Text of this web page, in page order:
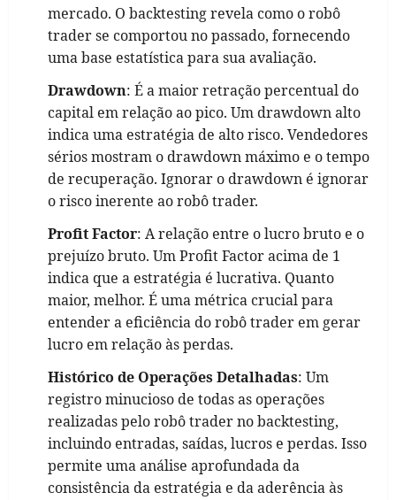
mercado. O backtesting revela como o robô
trader se comportou no passado, fornecendo
uma base estatística para sua avaliação.
Drawdown: É a maior retração percentual do
capital em relação ao pico. Um drawdown alto
indica uma estratégia de alto risco. Vendedores
sérios mostram o drawdown máximo e o tempo
de recuperação. Ignorar o drawdown é ignorar
o risco inerente ao robô trader.
Profit Factor: A relação entre o lucro bruto e o
prejuízo bruto. Um Profit Factor acima de 1
indica que a estratégia é lucrativa. Quanto
maior, melhor. É uma métrica crucial para
entender a eficiência do robô trader em gerar
lucro em relação às perdas.
Histórico de Operações Detalhadas: Um
registro minucioso de todas as operações
realizadas pelo robô trader no backtesting,
incluindo entradas, saídas, lucros e perdas. Isso
permite uma análise aprofundada da
consistência da estratégia e da aderência às